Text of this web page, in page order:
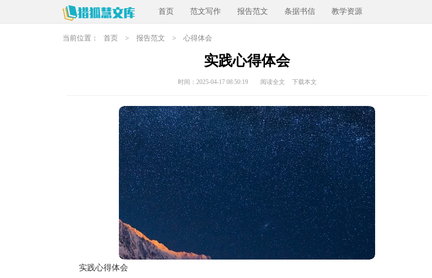
首页 范文写作 报告范文 条据书信 教学资源
当前位置： 首页 > 报告范文 > 心得体会
实践心得体会
时间：2025-04-17 08:50:19 阅读全文 下载本文
实践心得体会